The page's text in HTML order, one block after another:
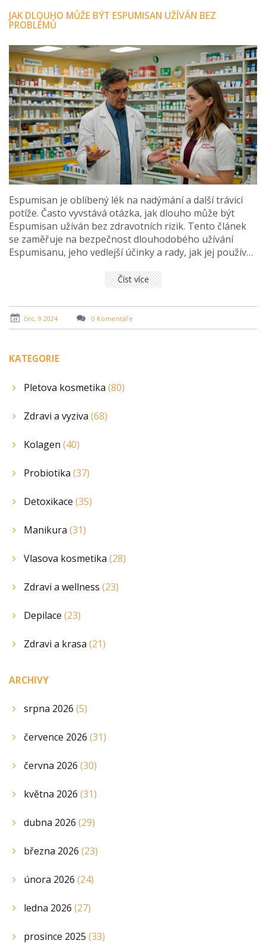
JAK DLOUHO MŮŽE BÝT ESPUMISAN UŽÍVÁN BEZ
PROBLÉMŮ
Espumisan je oblíbený lék na nadýmání a další trávicí
potíže. Často vyvstává otázka, jak dlouho může být
Espumisan užíván bez zdravotních rizik. Tento článek
se zaměřuje na bezpečnost dlouhodobého užívání
Espumisanu, jeho vedlejší účinky a rady, jak jej používat
Číst více
čec, 9 2024 0 Komentáře
KATEGORIE
Pletova kosmetika (80)
Zdravi a vyziva (68)
Kolagen (40)
Probiotika (37)
Detoxikace (35)
Manikura (31)
Vlasova kosmetika (28)
Zdravi a wellness (23)
Depilace (23)
Zdravi a krasa (21)
ARCHIVY
srpna 2026 (5)
července 2026 (31)
června 2026 (30)
května 2026 (31)
dubna 2026 (29)
března 2026 (23)
února 2026 (24)
ledna 2026 (27)
prosince 2025 (33)